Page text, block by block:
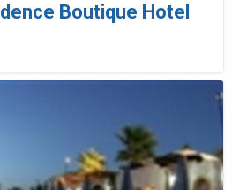
Boutique Hotel